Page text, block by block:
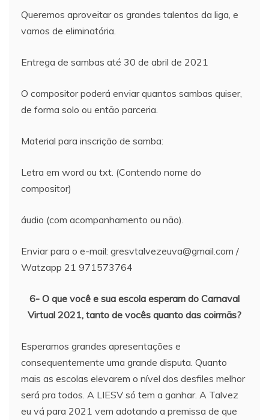
Queremos aproveitar os grandes talentos da liga, e
vamos de eliminatória.
Entrega de sambas até 30 de abril de 2021
O compositor poderá enviar quantos sambas quiser,
de forma solo ou então parceria.
Material para inscrição de samba:
Letra em word ou txt. (Contendo nome do
compositor)
áudio (com acompanhamento ou não).
Enviar para o e-mail: gresvtalvezeuva@gmail.com /
Watzapp 21 971573764
6- O que você e sua escola esperam do Carnaval
Virtual 2021, tanto de vocês quanto das coirmãs?
Esperamos grandes apresentações e
consequentemente uma grande disputa. Quanto
mais as escolas elevarem o nível dos desfiles melhor
será pra todos. A LIESV só tem a ganhar. A Talvez
eu vá para 2021 vem adotando a premissa de que